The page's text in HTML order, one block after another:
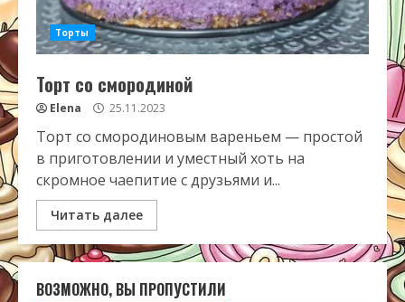
Торты
Торт со смородиной
Elena 25.11.2023
Торт со смородиновым вареньем — простой
в приготовлении и уместный хоть на
скромное чаепитие с друзьями и...
Читать далее
ВОЗМОЖНО, ВЫ ПРОПУСТИЛИ